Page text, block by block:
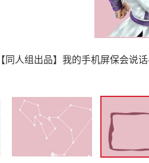
【同人组出品】我的手机屏保会说